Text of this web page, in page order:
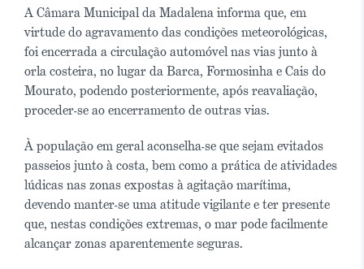
A Câmara Municipal da Madalena informa que, em
virtude do agravamento das condições meteorológicas,
foi encerrada a circulação automóvel nas vias junto à
orla costeira, no lugar da Barca, Formosinha e Cais do
Mourato, podendo posteriormente, após reavaliação,
proceder-se ao encerramento de outras vias.
À população em geral aconselha-se que sejam evitados
passeios junto à costa, bem como a prática de atividades
lúdicas nas zonas expostas à agitação marítima,
devendo manter-se uma atitude vigilante e ter presente
que, nestas condições extremas, o mar pode facilmente
alcançar zonas aparentemente seguras.